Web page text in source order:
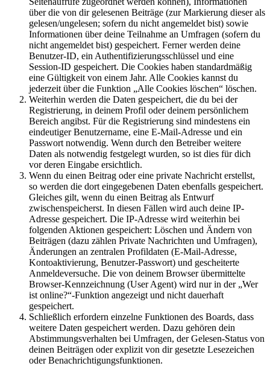
über die von dir gelesenen Beiträge (zur Markierung dieser als
gelesen/ungelesen; sofern du nicht angemeldet bist) sowie
Informationen über deine Teilnahme an Umfragen (sofern du
nicht angemeldet bist) gespeichert. Ferner werden deine
Benutzer-ID, ein Authentifizierungsschlüssel und eine
Session-ID gespeichert. Die Cookies haben standardmäßig
eine Gültigkeit von einem Jahr. Alle Cookies kannst du
jederzeit über die Funktion „Alle Cookies löschen“ löschen.
Weiterhin werden die Daten gespeichert, die du bei der
Registrierung, in deinem Profil oder deinem persönlichem
Bereich angibst. Für die Registrierung sind mindestens ein
eindeutiger Benutzername, eine E-Mail-Adresse und ein
Passwort notwendig. Wenn durch den Betreiber weitere
Daten als notwendig festgelegt wurden, so ist dies für dich
vor deren Eingabe ersichtlich.
Wenn du einen Beitrag oder eine private Nachricht erstellst,
so werden die dort eingegebenen Daten ebenfalls gespeichert.
Gleiches gilt, wenn du einen Beitrag als Entwurf
zwischenspeicherst. In diesen Fällen wird auch deine IP-
Adresse gespeichert. Die IP-Adresse wird weiterhin bei
folgenden Aktionen gespeichert: Löschen und Ändern von
Beiträgen (dazu zählen Private Nachrichten und Umfragen),
Änderungen an zentralen Profildaten (E-Mail-Adresse,
Kontoaktivierung, Benutzer-Passwort) und gescheiterte
Anmeldeversuche. Die von deinem Browser übermittelte
Browser-Kennzeichnung (User Agent) wird nur in der „Wer
ist online?“-Funktion angezeigt und nicht dauerhaft
gespeichert.
Schließlich erfordern einzelne Funktionen des Boards, dass
weitere Daten gespeichert werden. Dazu gehören dein
Abstimmungsverhalten bei Umfragen, der Gelesen-Status von
deinen Beiträgen oder explizit von dir gesetzte Lesezeichen
oder Benachrichtigungsfunktionen.